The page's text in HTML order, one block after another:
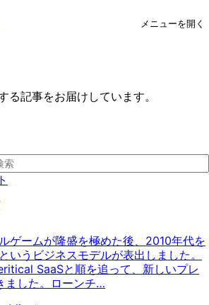
メニューを開く
る記事をお届けしています。
ゲームが隆盛を極めた後、2010年代を
いうビジネスモデルが表出しました。
SaaSと順を追って、新しいプレ
ました。ローンチ…